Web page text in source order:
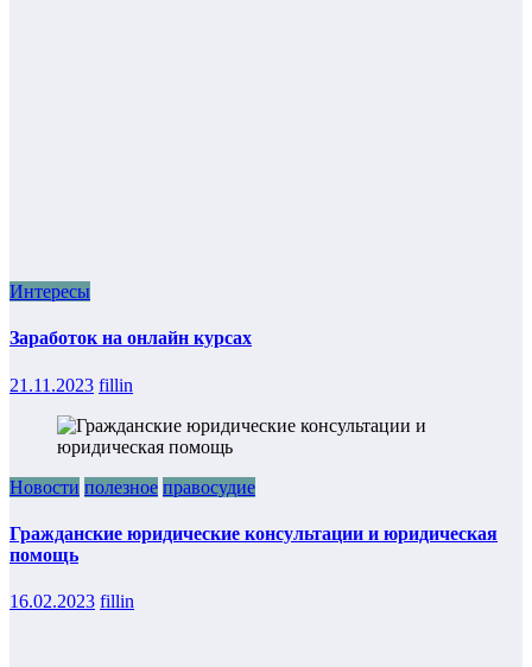
Интересы
Заработок на онлайн курсах
21.11.2023 fillin
Новости полезное правосудие
Гражданские юридические консультации и юридическая
помощь
16.02.2023 fillin